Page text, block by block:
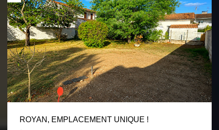
ROYAN, EMPLACEMENT UNIQUE !